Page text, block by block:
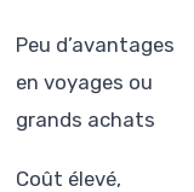
Peu d’avantages
en voyages ou
grands achats
Coût élevé,